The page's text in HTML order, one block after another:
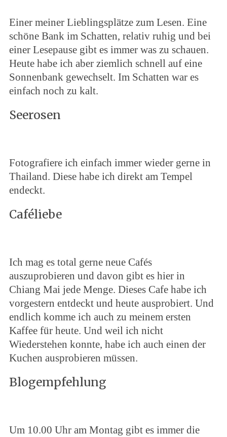
Einer meiner Lieblingsplätze zum Lesen. Eine
schöne Bank im Schatten, relativ ruhig und bei
einer Lesepause gibt es immer was zu schauen.
Heute habe ich aber ziemlich schnell auf eine
Sonnenbank gewechselt. Im Schatten war es
einfach noch zu kalt.
Seerosen
Fotografiere ich einfach immer wieder gerne in
Thailand. Diese habe ich direkt am Tempel
endeckt.
Caféliebe
Ich mag es total gerne neue Cafés
auszuprobieren und davon gibt es hier in
Chiang Mai jede Menge. Dieses Cafe habe ich
vorgestern entdeckt und heute ausprobiert. Und
endlich komme ich auch zu meinem ersten
Kaffee für heute. Und weil ich nicht
Wiederstehen konnte, habe ich auch einen der
Kuchen ausprobieren müssen.
Blogempfehlung
Um 10.00 Uhr am Montag gibt es immer die